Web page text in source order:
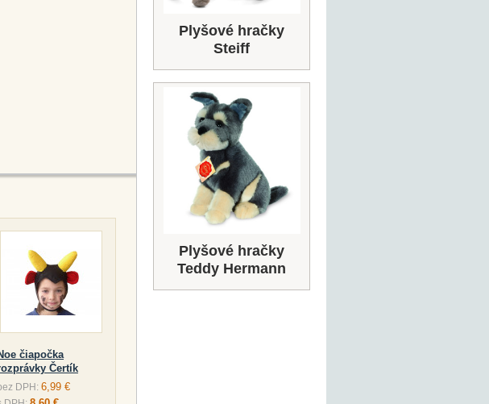
čiapočka
Čertík
DPH: 6,99 €
Plyšové hračky
Steiff
Plyšové hračky
Teddy Hermann